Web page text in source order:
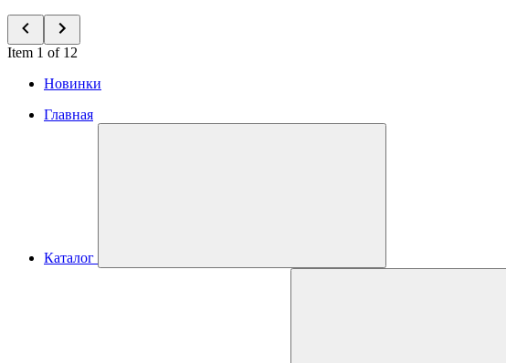
Item 1 of 12
Новинки
Главная
Каталог